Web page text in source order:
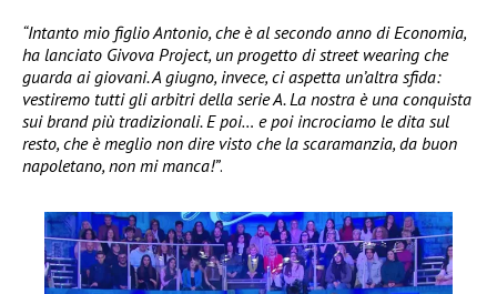
“Intanto mio figlio Antonio, che è al secondo anno di Economia,
ha lanciato Givova Project, un progetto di street wearing che
guarda ai giovani. A giugno, invece, ci aspetta un’altra sfida:
vestiremo tutti gli arbitri della serie A. La nostra è una conquista
sui brand più tradizionali. E poi… e poi incrociamo le dita sul
resto, che è meglio non dire visto che la scaramanzia, da buon
napoletano, non mi manca!”.